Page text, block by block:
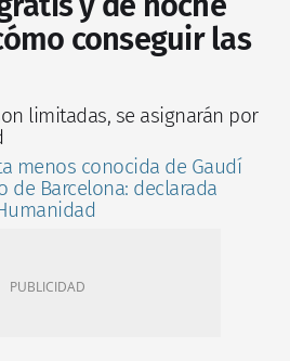
conseguir las
limitadas, se asignarán por
menos conocida de Gaudí
de Barcelona: declarada